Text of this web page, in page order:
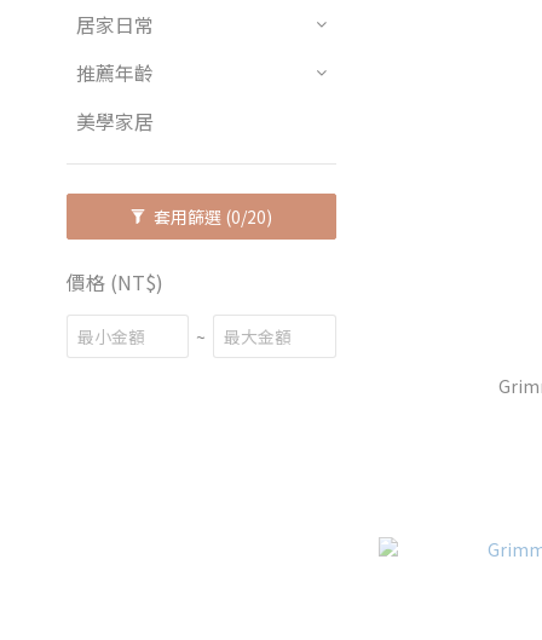
居家日常
推薦年齡
美學家居
套用篩選 (0/20)
價格 (NT$)
~